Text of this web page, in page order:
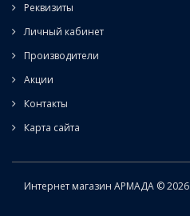
Реквизиты
Личный кабинет
Производители
Акции
Контакты
Карта сайта
Интернет магазин АРМАДА © 2026